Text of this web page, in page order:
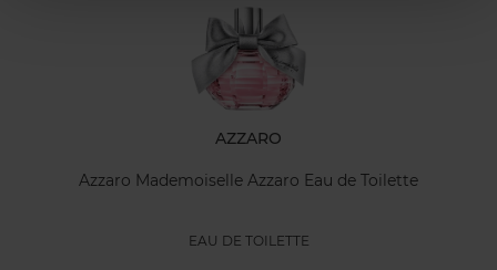
AZZARO
Azzaro Mademoiselle Azzaro Eau de Toilette
EAU DE TOILETTE